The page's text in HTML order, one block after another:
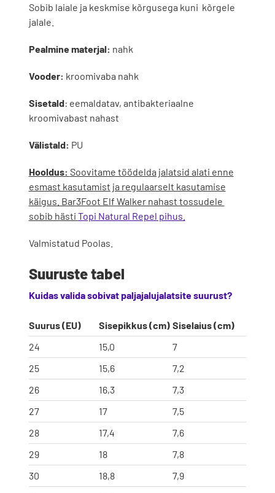
Sobib laiale ja keskmise kõrgusega kuni kõrgele
jalale.
Pealmine materjal: nahk
Vooder: kroomivaba nahk
Sisetald: eemaldatav, antibakteriaalne
kroomivabast nahast
Välistald: PU
Hooldus: Soovitame töödelda jalatsid alati enne
esmast kasutamist ja regulaarselt kasutamise
käigus. Bar3Foot Elf Walker nahast tossudele
sobib hästi Topi Natural Repel pihus.
Valmistatud Poolas.
Suuruste tabel
Kuidas valida sobivat paljajalujalatsite suurust?
Suurus (EU) Sisepikkus (cm) Siselaius (cm)
24
15,0
7
25
15,6
7,2
26
16,3
7,3
27
17
7,5
28
17,4
7,6
29
18
7,8
30
18,8
7,9